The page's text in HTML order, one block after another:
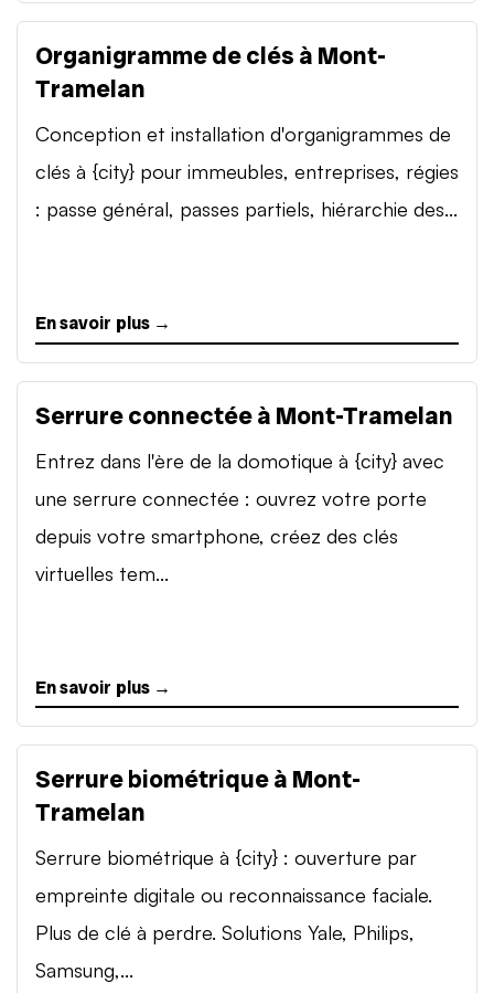
Organigramme de clés à Mont-
Tramelan
Conception et installation d'organigrammes de
clés à {city} pour immeubles, entreprises, régies
: passe général, passes partiels, hiérarchie des...
En savoir plus →
Serrure connectée à Mont-Tramelan
Entrez dans l'ère de la domotique à {city} avec
une serrure connectée : ouvrez votre porte
depuis votre smartphone, créez des clés
virtuelles tem...
En savoir plus →
Serrure biométrique à Mont-
Tramelan
Serrure biométrique à {city} : ouverture par
empreinte digitale ou reconnaissance faciale.
Plus de clé à perdre. Solutions Yale, Philips,
Samsung,...